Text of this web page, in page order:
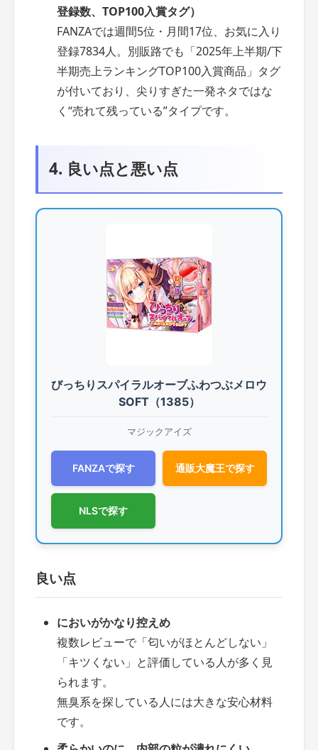
登録数、TOP100入賞タグ）
FANZAでは週間5位・月間17位、お気に入り
登録7834人。別販路でも「2025年上半期/下
半期売上ランキングTOP100入賞商品」タグ
が付いており、尖りすぎた一発ネタではな
く“売れて残っている”タイプです。
4. 良い点と悪い点
びっちりスパイラルオーブふわつぶメロウ
SOFT（1385）
マジックアイズ
FANZAで探す 通販大魔王で探す
NLSで探す
良い点
においがかなり控えめ
複数レビューで「匂いがほとんどしない」
「キツくない」と評価している人が多く見
られます。
無臭系を探している人には大きな安心材料
です。